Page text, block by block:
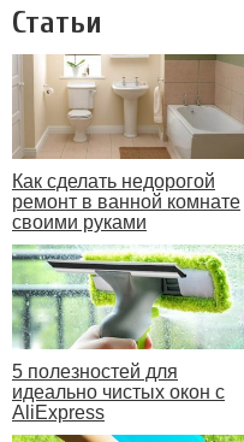
Статьи
Как сделать недорогой
ремонт в ванной комнате
своими руками
5 полезностей для
идеально чистых окон с
AliExpress